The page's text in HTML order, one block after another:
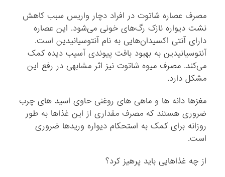
مصرف عصاره شاتوت در افراد دچار واریس سبب کاهش
نشت دیواره نازک رگ‌های خونی می‌شود. این عصاره
دارای آنتی اکسیدان‌هایی به نام آنتوسیانیدین است.
آنتوسیانیدین‌ به بهبود بافت پیوندی آسیب دیده کمک
می‌کند. مصرف میوه شاتوت نیز اثر مشابهی در رفع این
مشکل دارد.
مغزها دانه ها و ماهی های روغنی حاوی اسید های چرب
ضروری هستند که مصرف مقداری از این غذاها به طور
روزانه برای کمک به استحکام دیواره وریدها ضروری
است.
از چه غذاهایی باید پرهیز کرد؟